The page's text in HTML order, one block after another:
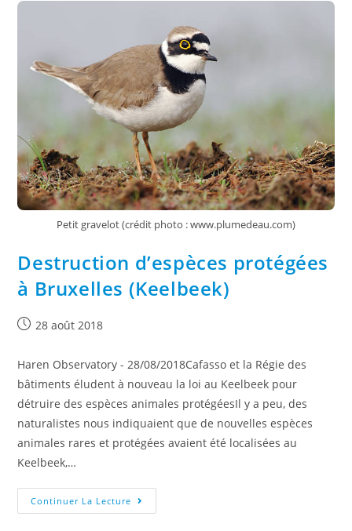
Petit gravelot (crédit photo : www.plumedeau.com)
Destruction d’espèces protégées
à Bruxelles (Keelbeek)
28 août 2018
Haren Observatory - 28/08/2018Cafasso et la Régie des
bâtiments éludent à nouveau la loi au Keelbeek pour
détruire des espèces animales protégéesIl y a peu, des
naturalistes nous indiquaient que de nouvelles espèces
animales rares et protégées avaient été localisées au
Keelbeek,…
Continuer La Lecture